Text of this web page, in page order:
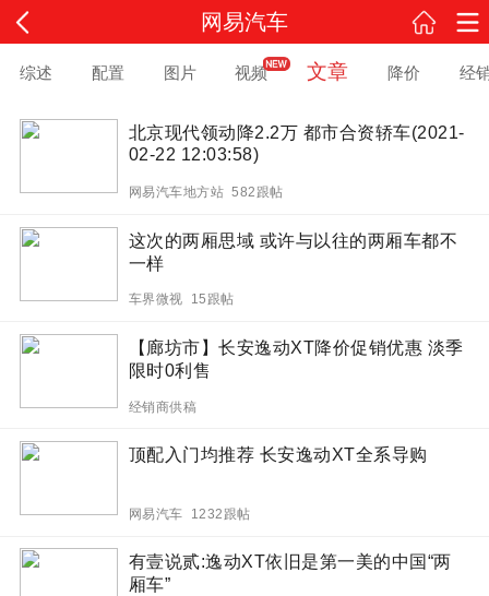
网易汽车
综述 配置 图片 视频 文章 降价 经
北京现代领动降2.2万 都市合资轿车(2021-
02-22 12:03:58)
网易汽车地方站 582跟帖
这次的两厢思域 或许与以往的两厢车都不
一样
车界微视 15跟帖
【廊坊市】长安逸动XT降价促销优惠 淡季
限时0利售
经销商供稿
顶配入门均推荐 长安逸动XT全系导购
网易汽车 1232跟帖
有壹说贰:逸动XT依旧是第一美的中国“两
厢车”